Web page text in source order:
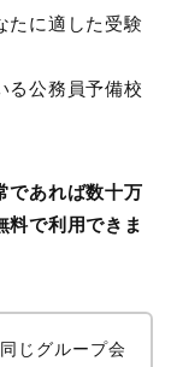
たに適した受験
る公務員予備校
であれば数十万
料で利用できま
じグループ会